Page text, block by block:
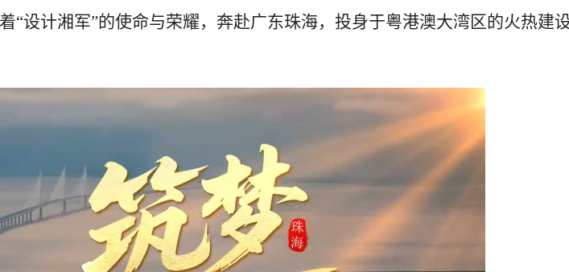
“设计湘军”的使命与荣耀，奔赴广东珠海，投身于粤港澳大湾区的火热建